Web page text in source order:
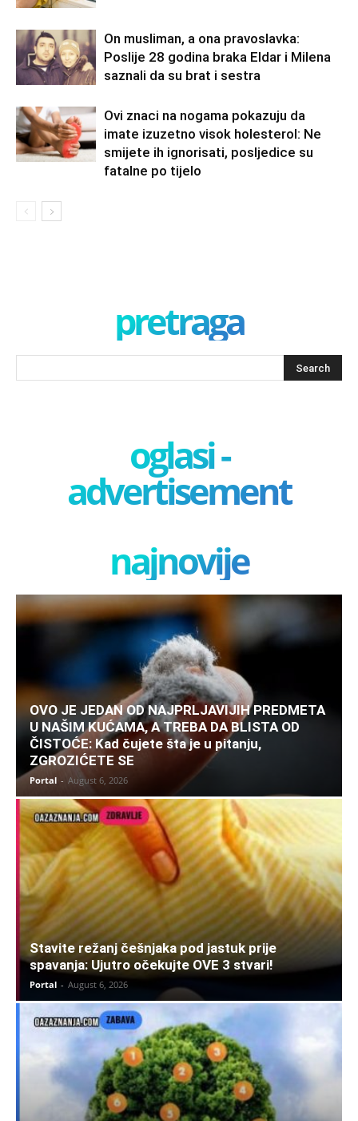
On musliman, a ona pravoslavka:
Poslije 28 godina braka Eldar i Milena
saznali da su brat i sestra
Ovi znaci na nogama pokazuju da
imate izuzetno visok holesterol: Ne
smijete ih ignorisati, posljedice su
fatalne po tijelo
pretraga
oglasi -
advertisement
najnovije
OVO JE JEDAN OD NAJPRLJAVIJIH PREDMETA
U NAŠIM KUĆAMA, A TREBA DA BLISTA OD
ČISTOĆE: Kad čujete šta je u pitanju,
ZGROZIĆETE SE
Portal - August 6, 2026
Stavite režanj češnjaka pod jastuk prije
spavanja: Ujutro očekujte OVE 3 stvari!
Portal - August 6, 2026